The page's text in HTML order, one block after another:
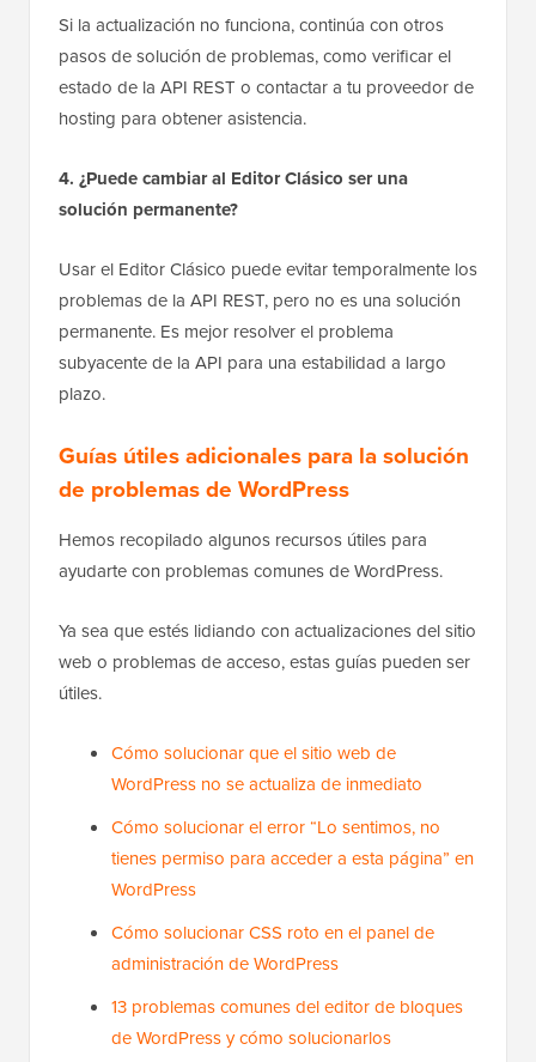
Si la actualización no funciona, continúa con otros
pasos de solución de problemas, como verificar el
estado de la API REST o contactar a tu proveedor de
hosting para obtener asistencia.
4. ¿Puede cambiar al Editor Clásico ser una
solución permanente?
Usar el Editor Clásico puede evitar temporalmente los
problemas de la API REST, pero no es una solución
permanente. Es mejor resolver el problema
subyacente de la API para una estabilidad a largo
plazo.
Guías útiles adicionales para la solución
de problemas de WordPress
Hemos recopilado algunos recursos útiles para
ayudarte con problemas comunes de WordPress.
Ya sea que estés lidiando con actualizaciones del sitio
web o problemas de acceso, estas guías pueden ser
útiles.
Cómo solucionar que el sitio web de
WordPress no se actualiza de inmediato
Cómo solucionar el error “Lo sentimos, no
tienes permiso para acceder a esta página” en
WordPress
Cómo solucionar CSS roto en el panel de
administración de WordPress
13 problemas comunes del editor de bloques
de WordPress y cómo solucionarlos